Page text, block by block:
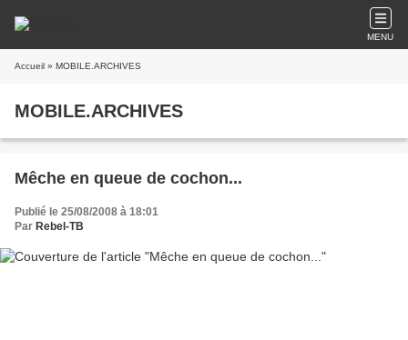
MENU
Accueil » MOBILE.ARCHIVES
MOBILE.ARCHIVES
Mêche en queue de cochon...
Publié le 25/08/2008 à 18:01
Par Rebel-TB